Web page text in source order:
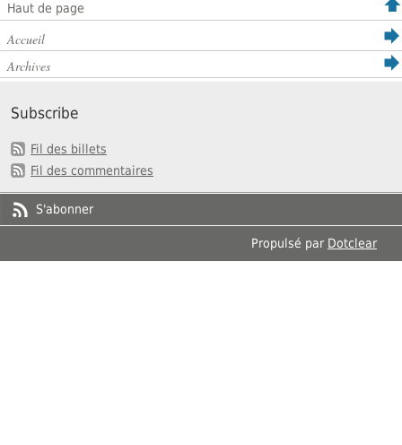
Haut de page
Accueil
Archives
Subscribe
Fil des billets
Fil des commentaires
S'abonner
Propulsé par Dotclear